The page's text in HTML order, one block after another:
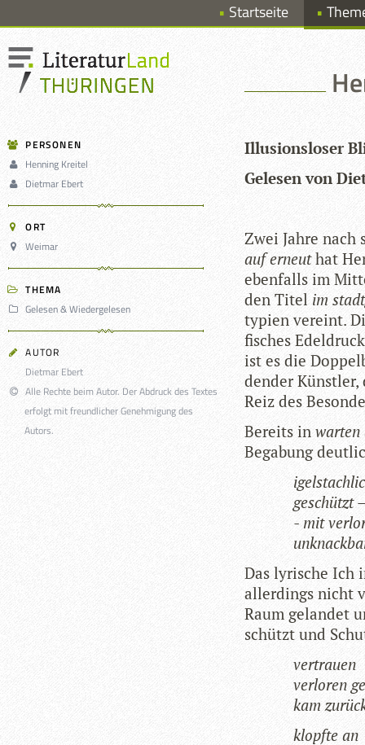
Startseite
PERSONEN
Henning Kreitel
Dietmar Ebert
ORT
Weimar
THEMA
Gelesen & Wiedergelesen
AUTOR
Dietmar Ebert
Alle Rechte beim Autor. Der Abdruck des Textes
erfolgt mit freundlicher Genehmigung des
Autors.
Illu­si­ons­lo­ser
Gele­sen von
Zwei Jahre
auf erneuthat
eben­falls im
den Titel im
ty­pien ver­eint.
fi­sches
ist es die
den­der
Reiz des
Bereits in war­ten
Bega­bung
geschützt
- mit
Das lyri­sche Ich
aller­dings nicht
Raum gelan­det
schützt und
ver­trauen
ver­lo­ren
kam
klopfte an